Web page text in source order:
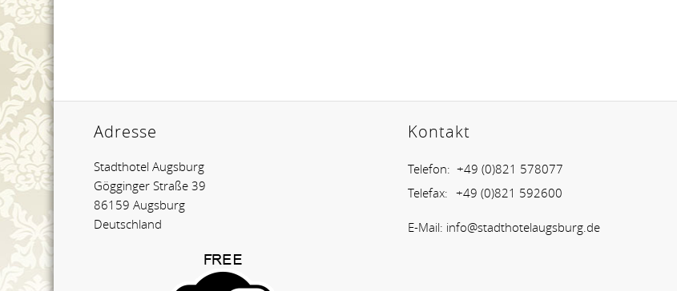
Adresse
Stadthotel Augsburg
Gögginger Straße 39
86159 Augsburg
Deutschland
Kontakt
Telefon: +49 (0)821 578077
Telefax: +49 (0)821 592600
E-Mail: info@stadthotelaugsburg.de